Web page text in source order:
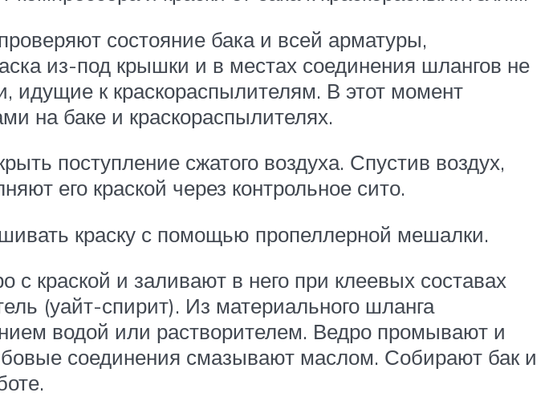
состояние бака и всей арматуры,
из-под крышки и в местах соединения шлангов не
идущие к краскораспылителям. В этот момент
на баке и краскораспылителях.
поступление сжатого воздуха. Спустив воздух,
его краской через контрольное сито.
краску с помощью пропеллерной мешалки.
краской и заливают в него при клеевых составах
(уайт-спирит). Из материального шланга
водой или растворителем. Ведро промывают и
соединения смазывают маслом. Собирают бак и